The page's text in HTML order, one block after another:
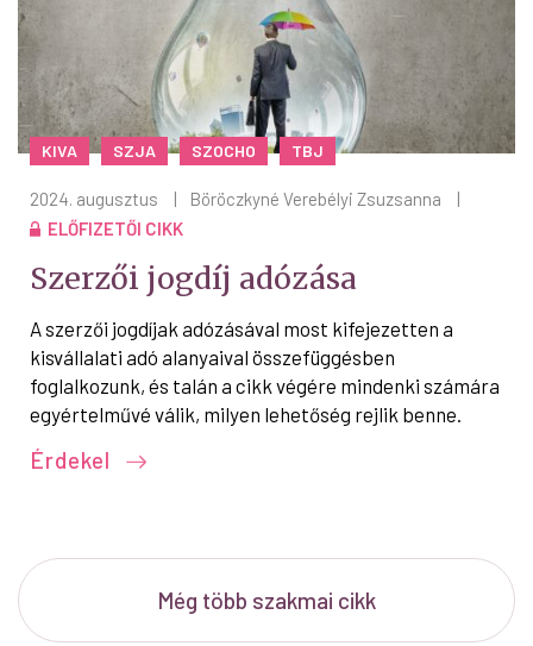
KIVA SZJA SZOCHO TBJ
2024. augusztus | Böröczkyné Verebélyi Zsuzsanna
|
ELŐFIZETŐI CIKK
Szerzői jogdíj adózása
A szerzői jogdíjak adózásával most kifejezetten a
kisvállalati adó alanyaival összefüggésben
foglalkozunk, és talán a cikk végére mindenki számára
egyértelművé válik, milyen lehetőség rejlik benne.
Érdekel
Még több szakmai cikk